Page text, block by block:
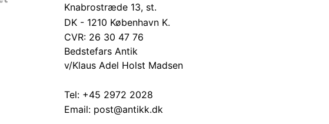
Knabrostræde 13, st.
DK - 1210 København K.
CVR: 26 30 47 76
Bedstefars Antik
v/Klaus Adel Holst Madsen
Tel: +45 2972 2028
Email:post@antikk.dk